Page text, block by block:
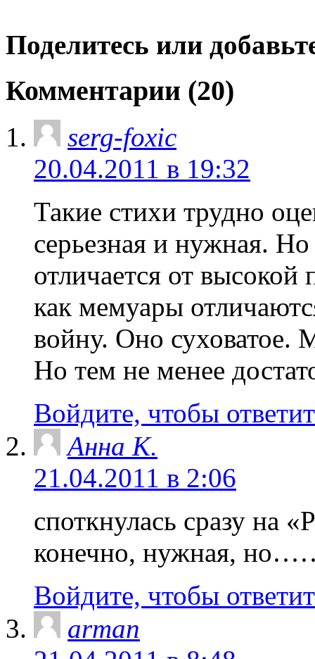
Поделитесь или
Комментарии (20)
serg-foxic
20.04.2011 в 19:32
Такие стихи трудно
серьезная и нужная. Но
отличается от высокой
как мемуары
войну. Оно суховатое.
Но тем не менее
Войдите, чтобы
Анна K.
21.04.2011 в 2:06
споткнулась сразу на
конечно, нужная,
Войдите, чтобы
arman